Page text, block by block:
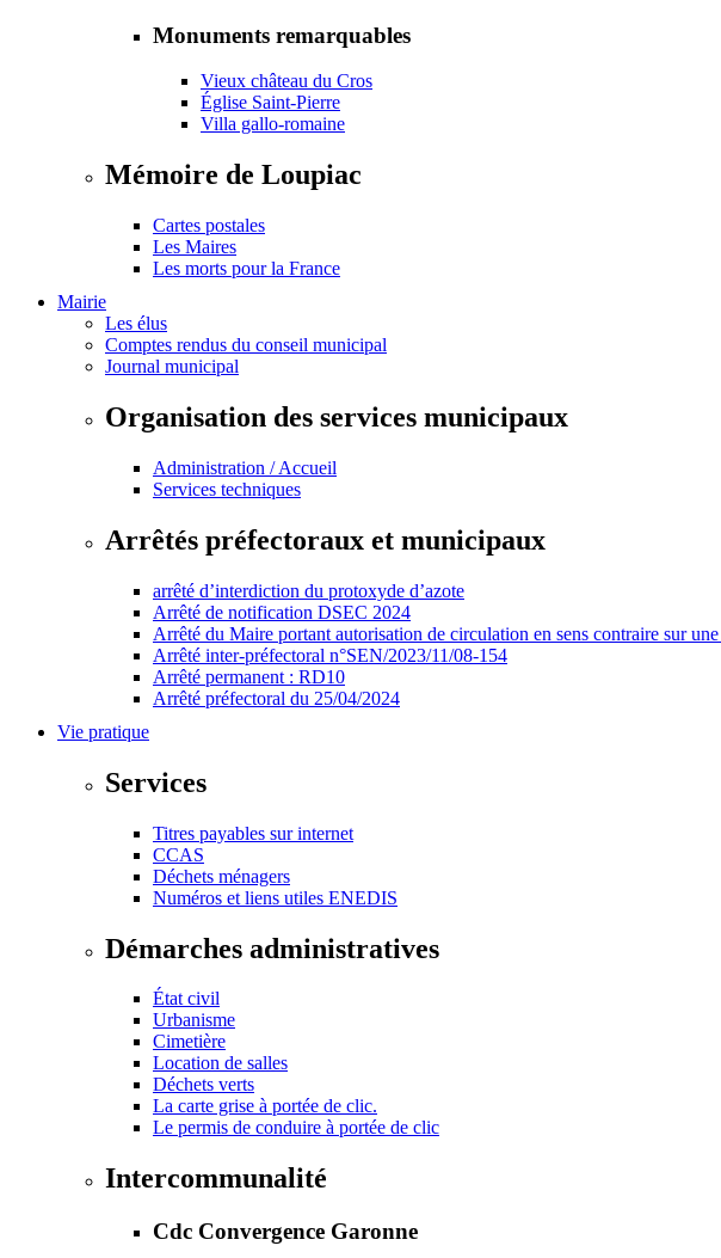
Monuments remarquables
Vieux château du Cros
Église Saint-Pierre
Villa gallo-romaine
Mémoire de Loupiac
Cartes postales
Les Maires
Les morts pour la France
Mairie
Les élus
Comptes rendus du conseil municipal
Journal municipal
Organisation des services municipaux
Administration / Accueil
Services techniques
Arrêtés préfectoraux et municipaux
arrêté d’interdiction du protoxyde d’azote
Arrêté de notification DSEC 2024
Arrêté du Maire portant autorisation de circulation en sens contraire sur
Arrêté inter-préfectoral n°SEN/2023/11/08-154
Arrêté permanent : RD10
Arrêté préfectoral du 25/04/2024
Vie pratique
Services
Titres payables sur internet
CCAS
Déchets ménagers
Numéros et liens utiles ENEDIS
Démarches administratives
État civil
Urbanisme
Cimetière
Location de salles
Déchets verts
La carte grise à portée de clic.
Le permis de conduire à portée de clic
Intercommunalité
Cdc Convergence Garonne